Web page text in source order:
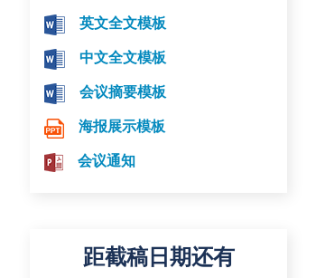
英文全文模板
中文全文模板
会议摘要模板
海报展示模板
会议通知
距截稿日期还有